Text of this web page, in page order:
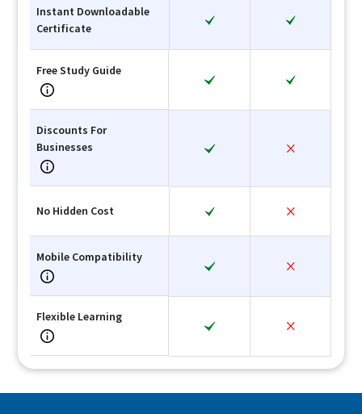
Instant Downloadable
Certificate
Free Study Guide
Discounts For
Businesses
No Hidden Cost
Mobile Compatibility
Flexible Learning